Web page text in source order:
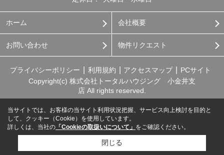
ホーム 会社概要
お問い合わせ 物件リクエスト
プライバシーポリシー 利用規約 アクセスマップ
PCサイト
Copyright(c) 株式会社トータルハウジング 小金井支
店 All rights reserved.
当サイトでは、お客様の当サイト利用状況把握、サービス向上検討を目的と
して、クッキー（Cookie）を使用しています。
詳しくは、当社の 「Cookieの取扱いについて」 をご確認ください。
閉じる